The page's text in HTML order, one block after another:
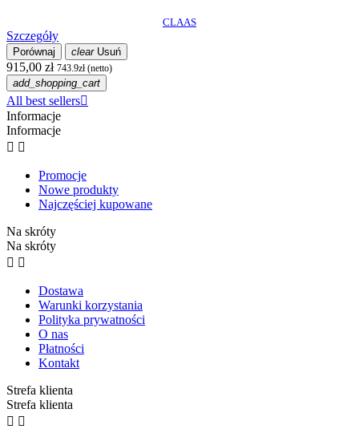
CLAAS
Szczegóły
Porównaj clearUsuń
915,00 zł 743.9zł (netto)
add_shopping_cart
All best sellers
Informacje
Informacje
 
Promocje
Nowe produkty
Najczęściej kupowane
Na skróty
Na skróty
 
Dostawa
Warunki korzystania
Polityka prywatności
O nas
Płatności
Kontakt
Strefa klienta
Strefa klienta
 